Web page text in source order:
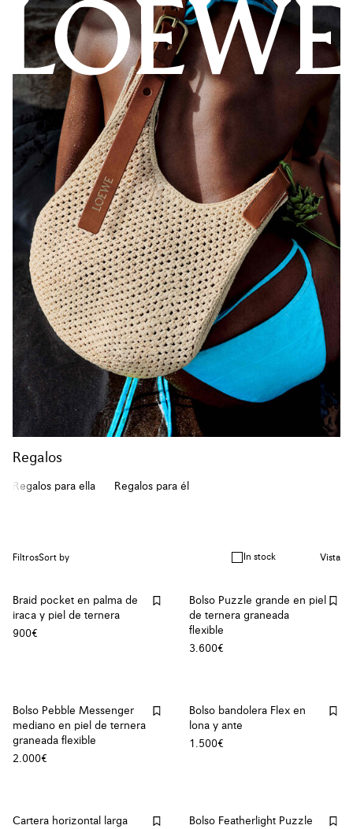
Regalos
Regalos para ella Regalos para él
FiltrosSort by In stock Vista
Braid pocket en palma de
iraca y piel de ternera
900€
Bolso Puzzle grande en piel
de ternera graneada
flexible
3.600€
Bolso Pebble Messenger
mediano en piel de ternera
graneada flexible
2.000€
Bolso bandolera Flex en
lona y ante
1.500€
Cartera horizontal larga
Bolso Featherlight Puzzle